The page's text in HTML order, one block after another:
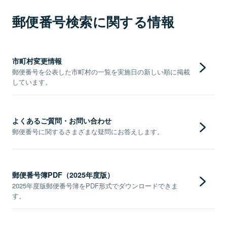
郵便番号検索に関する情報
市町村変更情報
郵便番号を公表した市町村の一覧を実施日の新しい順に掲載
しています。
よくあるご質問・お問い合わせ
郵便番号に関するさまざまな疑問にお答えします。
郵便番号簿PDF（2025年度版）
2025年度版郵便番号簿をPDF形式でダウンロードできま
す。